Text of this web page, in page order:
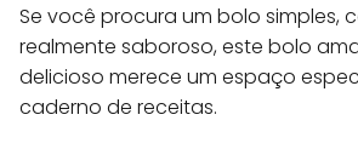
Se você procura um bolo simples,
realmente saboroso, este bolo
delicioso merece um espaço
caderno de receitas.